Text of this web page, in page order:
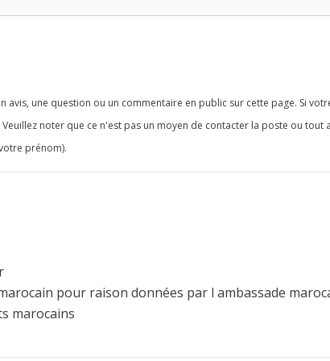
une question ou un commentaire en public sur cette page. Si
noter que ce n'est pas un moyen de contacter la poste ou tout
prénom).
pour raison données par l ambassade
marocains